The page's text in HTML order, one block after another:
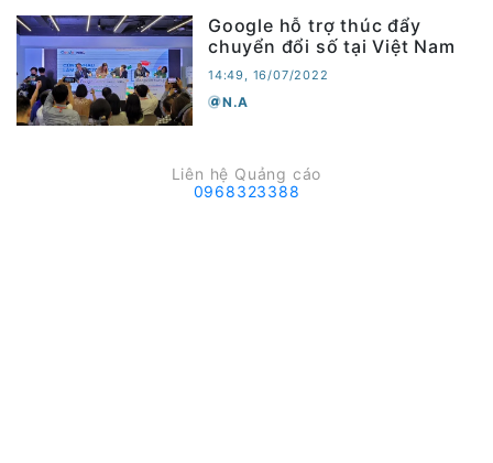
Google hỗ trợ thúc đẩy
chuyển đổi số tại Việt Nam
14:49, 16/07/2022
N.A
Liên hệ Quảng cáo
0968323388